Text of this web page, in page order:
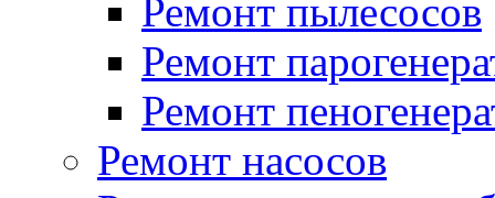
Ремонт пылесосов
Ремонт
Ремонт
Ремонт насосов